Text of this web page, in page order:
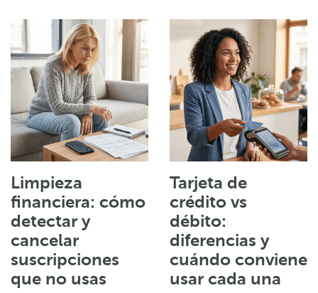
Limpieza
financiera: cómo
detectar y
cancelar
suscripciones
que no usas
Tarjeta de
crédito vs
débito:
diferencias y
cuándo conviene
usar cada una